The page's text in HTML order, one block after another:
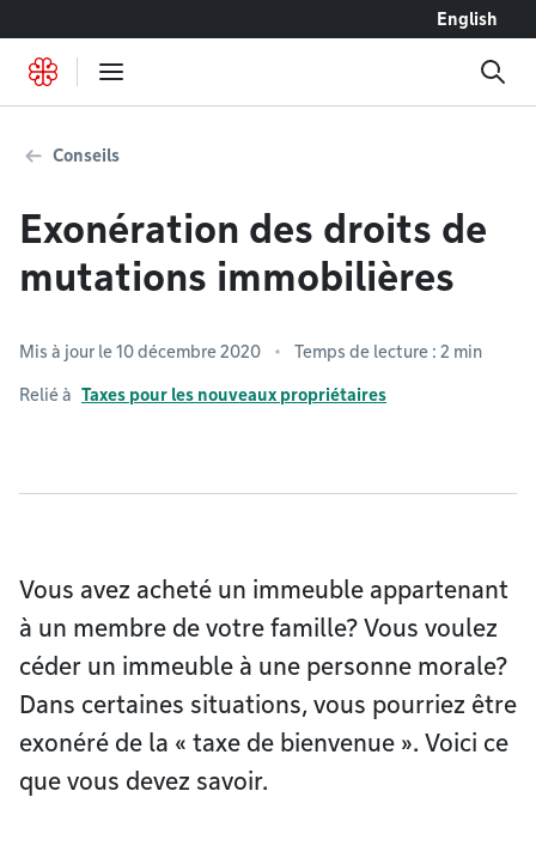
English
Conseils
Exonération des droits de
mutations immobilières
Mis à jour le 10 décembre 2020 Temps de lecture : 2 min
Relié à Taxes pour les nouveaux propriétaires
Vous avez acheté un immeuble appartenant
à un membre de votre famille? Vous voulez
céder un immeuble à une personne morale?
Dans certaines situations, vous pourriez être
exonéré de la « taxe de bienvenue ». Voici ce
que vous devez savoir.